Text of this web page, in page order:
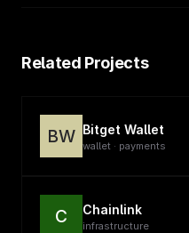
Related Projects
BW Bitget Wallet
wallet · payments
C Chainlink
infrastructure